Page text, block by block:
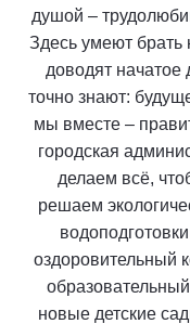
душой –
Здесь умеют брать
доводят начатое
точно знают:
мы вместе –
городская
делаем всё,
решаем
оздоровительный
новые детские